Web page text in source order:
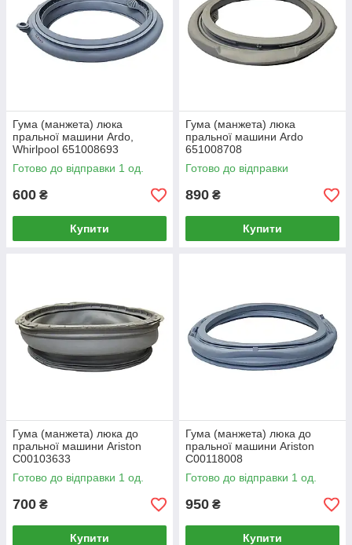
Гума (манжета) люка
пральної машини Ardo,
Whirlpool 651008693
(481946818365)
Готово до відправки 1 од.
600 ₴
Купити
Гума (манжета) люка
пральної машини Ardo
651008708
Готово до відправки
890 ₴
Купити
Гума (манжета) люка до
пральної машини Ariston
C00103633
Готово до відправки 1 од.
700 ₴
Купити
Гума (манжета) люка до
пральної машини Ariston
C00118008
Готово до відправки 1 од.
950 ₴
Купити